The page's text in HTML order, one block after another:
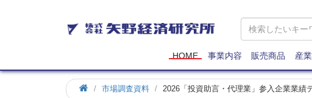
矢
野
研
究
HOME 事業内容 販売商品 産
市場調査資料 2026「投資助言・代理業」参入企業業績